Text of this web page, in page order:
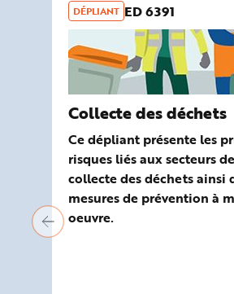
DÉPLIANT ED 6391
Collecte des déchets
Ce dépliant présente les
risques liés aux secteurs
collecte des déchets ainsi
mesures de prévention à
oeuvre.